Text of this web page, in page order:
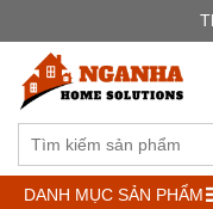
DANH MỤC SẢN PHẨM